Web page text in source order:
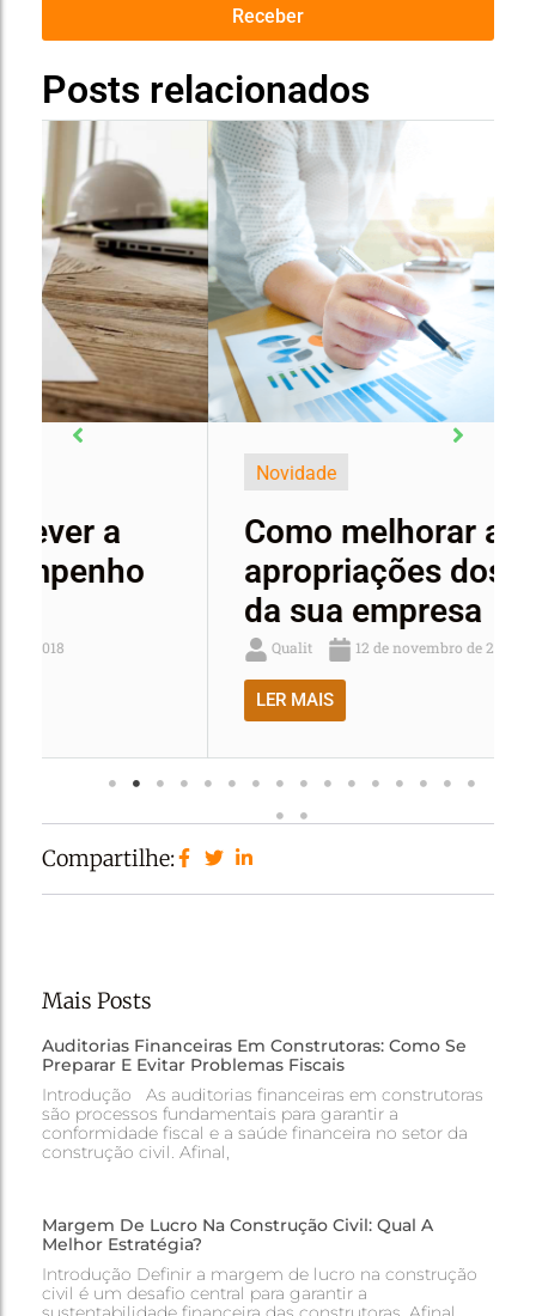
Receber
Posts relacionados
Como melhorar as
apropriações dos custos
da sua empresa
12 de novembro de 2018
Compartilhe:
Mais Posts
Auditorias Financeiras Em Construtoras: Como Se
Preparar E Evitar Problemas Fiscais
Introdução As auditorias financeiras em construtoras
são processos fundamentais para garantir a
conformidade fiscal e a saúde financeira no setor da
construção civil. Afinal,
Margem De Lucro Na Construção Civil: Qual A
Melhor Estratégia?
Introdução Definir a margem de lucro na construção
civil é um desafio central para garantir a